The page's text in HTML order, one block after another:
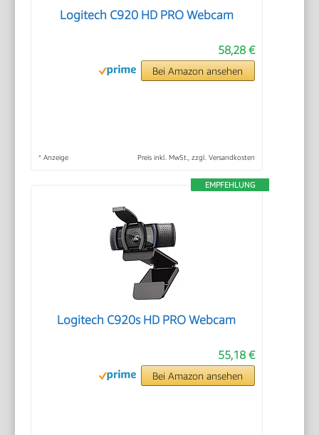
Logitech C920 HD PRO Webcam
58,28 €
Bei Amazon ansehen
* Anzeige Preis inkl. MwSt., zzgl. Versandkosten
EMPFEHLUNG
Logitech C920s HD PRO Webcam
55,18 €
Bei Amazon ansehen